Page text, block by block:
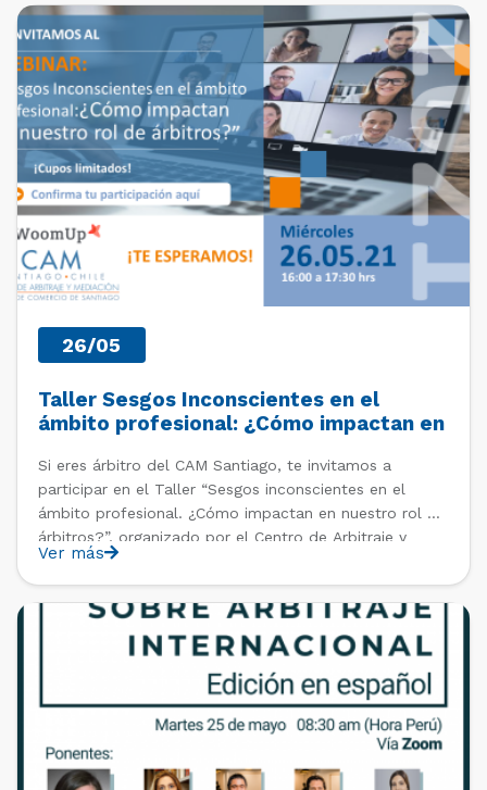
la invitación es a […]
PAST EVENTS
26/05
Taller Sesgos Inconscientes en el
ámbito profesional: ¿Cómo impactan en
Si eres árbitro del CAM Santiago, te invitamos a
participar en el Taller “Sesgos inconscientes en el
ámbito profesional. ¿Cómo impactan en nuestro rol de
árbitros?”, organizado por el Centro de Arbitraje y
Mediación (CAM) de la Cámara de Comercio de
Santiago (CCS) junto a WoomUp en el marco del […]
Ver más